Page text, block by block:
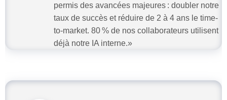
permis des avancées majeures : doubler notre
taux de succès et réduire de 2 à 4 ans le time-
to-market. 80 % de nos collaborateurs utilisent
déjà notre IA interne.»